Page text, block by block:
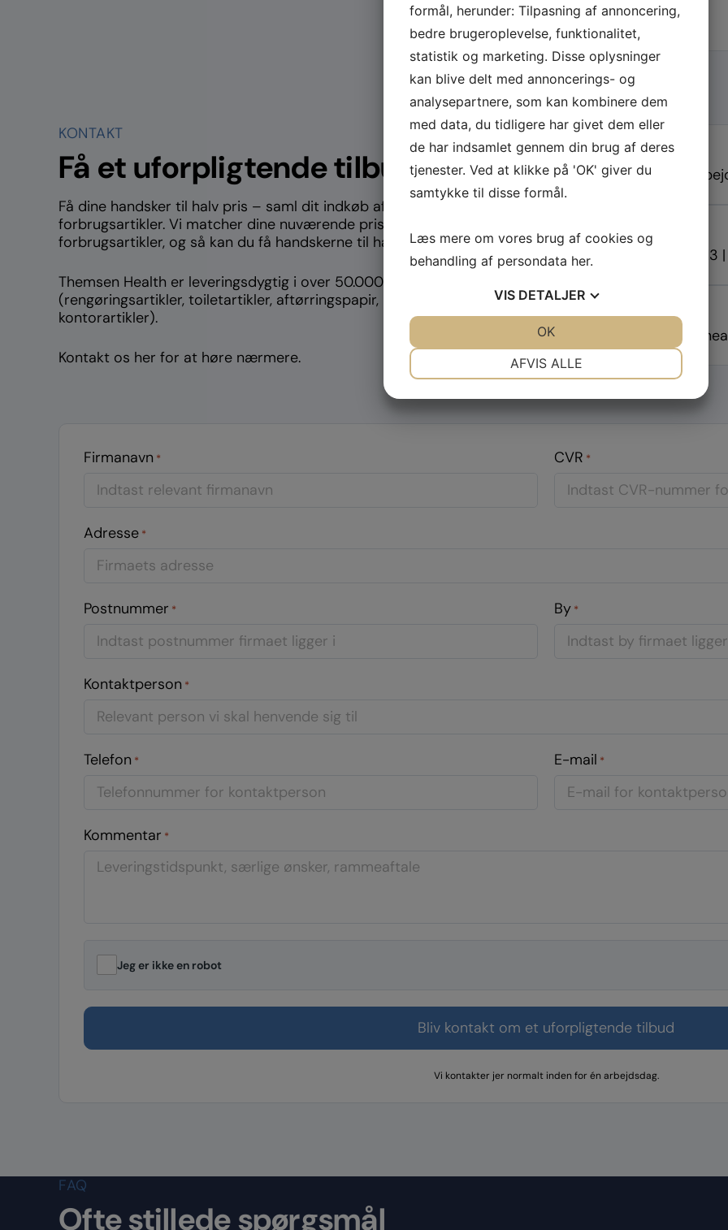
KONTAKT
Få et uforpligtende tilbud
Få dine handsker til halv pris – saml dit indkøb af øvrige
forbrugsartikler. Vi matcher dine nuværende priser på
forbrugsartikler, og så kan du få handskerne til halv pris.
Themsen Health er leveringsdygtig i over 50.000 forbrugsartikler
(rengøringsartikler, toiletartikler, aftørringspapir, køkkenartikler,
kontorartikler).
Kontakt os her for at høre nærmere.
Svartid
Inden for én
Ring direkte
(+45) 69 16 76 13
Skriv til os
Firmanavn * CVR *
Adresse *
Postnummer * By *
Kontaktperson *
Telefon * E-mail *
Kommentar *
Jeg er ikke en robot
Vi kontakter jer normalt inden for én arbejdsdag.
FAQ
Ofte stillede spørgsmål
formål, herunder: Tilpasning af annoncering,
bedre brugeroplevelse, funktionalitet,
statistik og marketing. Disse oplysninger
kan blive delt med annoncerings- og
analysepartnere, som kan kombinere dem
med data, du tidligere har givet dem eller
de har indsamlet gennem din brug af deres
tjenester. Ved at klikke på 'OK' giver du
samtykke til disse formål.
Læs mere om vores brug af cookies og
behandling af persondata her.
VIS DETALJER
AFVIS ALLE
OK